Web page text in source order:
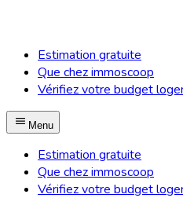
Estimation gratuite
Que chez immoscoop
Vérifiez votre budget
Menu
Estimation gratuite
Que chez immoscoop
Vérifiez votre budget